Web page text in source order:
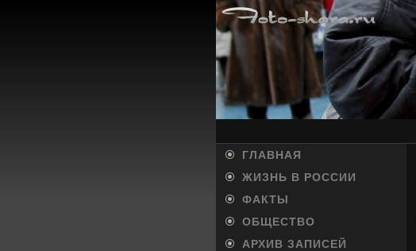
ГЛАВНАЯ
ЖИЗНЬ В РОССИИ
ФАКТЫ
ОБЩЕСТВО
АРХИВ ЗАПИСЕЙ